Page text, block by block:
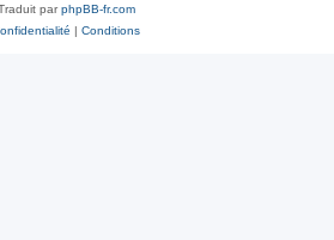
parphpBB-fr.com
| Conditions